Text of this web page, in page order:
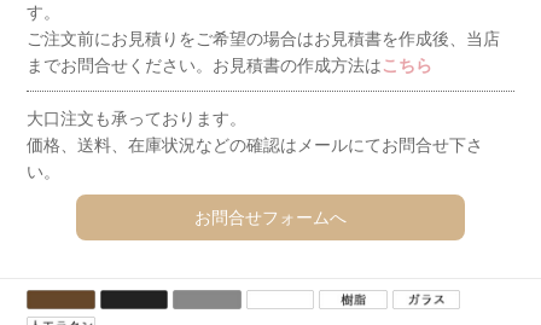
す。
ご注文前にお見積りをご希望の場合はお見積書を作成後、当店
までお問合せください。お見積書の作成方法はこちら
大口注文も承っております。
価格、送料、在庫状況などの確認はメールにてお問合せ下さ
い。
お問合せフォームへ